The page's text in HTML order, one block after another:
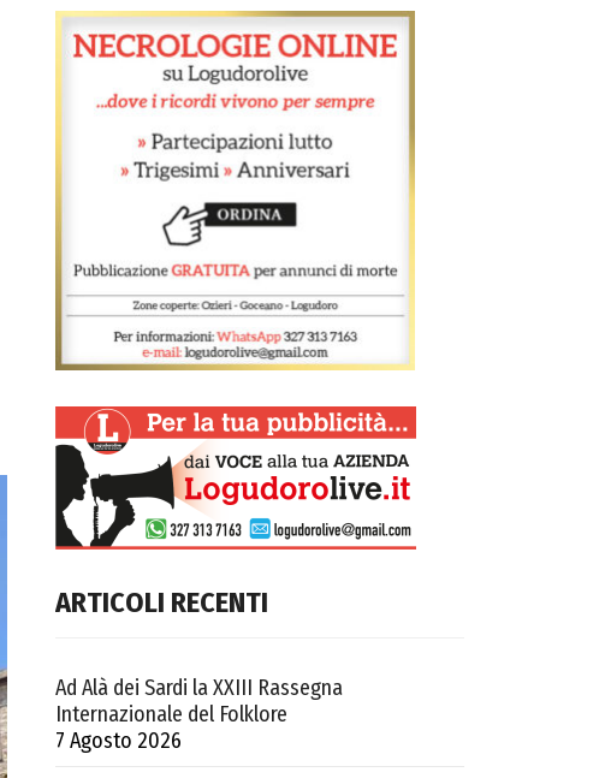
ARTICOLI RECENTI
Ad Alà dei Sardi la XXIII Rassegna
Internazionale del Folklore
7 Agosto 2026